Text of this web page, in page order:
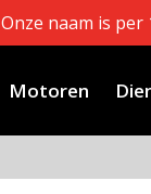
Onze naam is per
Motoren